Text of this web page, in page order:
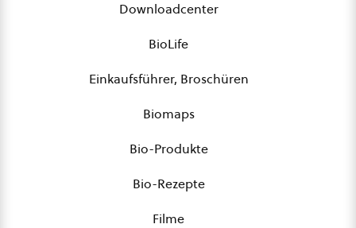
Downloadcenter
BioLife
Einkaufsführer, Broschüren
Biomaps
Bio-Produkte
Bio-Rezepte
Filme